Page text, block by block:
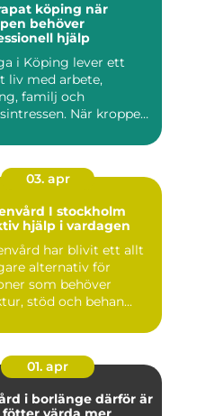
köping när
behöver
hjälp
i Köping lever ett
liv med arbete,
familj och
När kroppen
03. apr
I stockholm
hjälp i vardagen
har blivit ett allt
alternativ för
som behöver
stöd och behan...
01. apr
i borlänge därför är